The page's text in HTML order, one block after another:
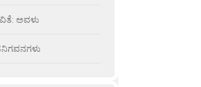
ಅವಳು